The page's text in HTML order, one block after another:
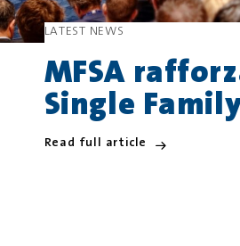
LATEST NEWS
MFSA
Single
Read full article